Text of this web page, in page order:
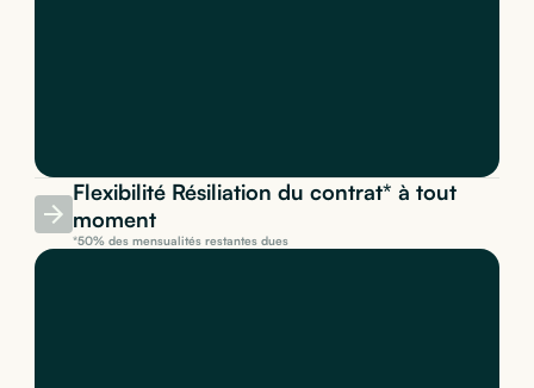
Flexibilité Résiliation du contrat* à tout
moment
*50% des mensualités restantes dues